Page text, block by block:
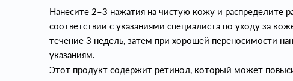
Нанесите 2–3 нажатия на чистую кожу и распределите
соответствии с указаниями специалиста по уходу за
течение 3 недель, затем при хорошей переносимости
указаниям.
Этот продукт содержит ретинол, который может